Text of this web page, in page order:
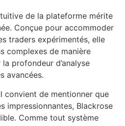
de la plateforme mérite
Conçue pour accommoder
traders expérimentés, elle
complexes de manière
profondeur d’analyse
avancées.
convient de mentionner que
impressionnantes, Blackrose
Comme tout système